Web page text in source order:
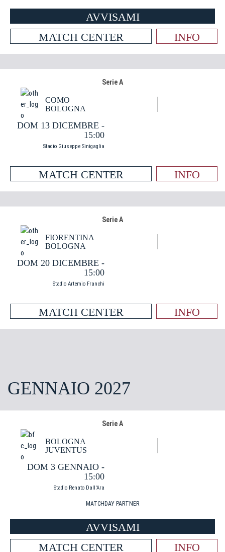
AVVISAMI
MATCH CENTER
INFO
Serie A
COMO
BOLOGNA
DOM 13 DICEMBRE -
15:00
Stadio Giuseppe Sinigaglia
MATCH CENTER INFO
Serie A
FIORENTINA
BOLOGNA
DOM 20 DICEMBRE -
15:00
Stadio Artemio Franchi
MATCH CENTER INFO
GENNAIO 2027
Serie A
BOLOGNA
JUVENTUS
DOM 3 GENNAIO -
15:00
Stadio Renato Dall'Ara
MATCHDAY PARTNER
AVVISAMI
MATCH CENTER
INFO